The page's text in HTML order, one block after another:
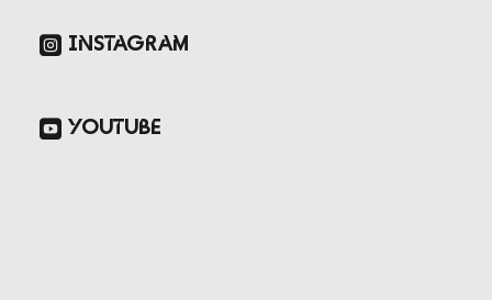
INSTAGRAM
YOUTUBE